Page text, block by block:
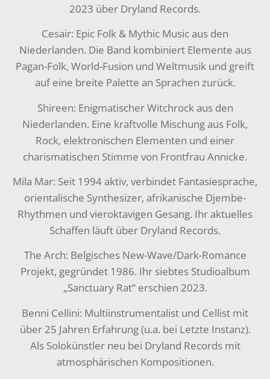
2023 über Dryland Records.
Cesair: Epic Folk & Mythic Music aus den
Niederlanden. Die Band kombiniert Elemente aus
Pagan-Folk, World-Fusion und Weltmusik und greift
auf eine breite Palette an Sprachen zurück.
Shireen: Enigmatischer Witchrock aus den
Niederlanden. Eine kraftvolle Mischung aus Folk,
Rock, elektronischen Elementen und einer
charismatischen Stimme von Frontfrau Annicke.
Mila Mar: Seit 1994 aktiv, verbindet Fantasiesprache,
orientalische Synthesizer, afrikanische Djembe-
Rhythmen und vieroktavigen Gesang. Ihr aktuelles
Schaffen läuft über Dryland Records.
The Arch: Belgisches New-Wave/Dark-Romance
Projekt, gegründet 1986. Ihr siebtes Studioalbum
„Sanctuary Rat“ erschien 2023.
Benni Cellini: Multiinstrumentalist und Cellist mit
über 25 Jahren Erfahrung (u.a. bei Letzte Instanz).
Als Solokünstler neu bei Dryland Records mit
atmosphärischen Kompositionen.